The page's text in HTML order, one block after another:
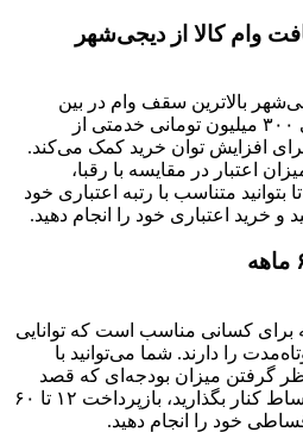
وام کالا از دیجی‌شهر
بالاترین سقف وام در بین
رقباست. سقف خرید قسطی ۳۰۰ میلیون تومانی خدمتی از
افزایش توان خرید کمک می‌کند.
اعتبار در مقایسه با رقبا،
متناسب با رتبه اعتباری خود
با بازپرداخت ۶۰ ماهه برای کسانی مناسب است که توانایی
را دارند. شما می‌توانید با
نظر گرفتن میزان بودجه‌ای که قصد
دارید هر ماه برای پرداخت اقساط کنار بگذارید، بازپرداخت ۱۲ تا ۶۰
خود را انجام دهید.